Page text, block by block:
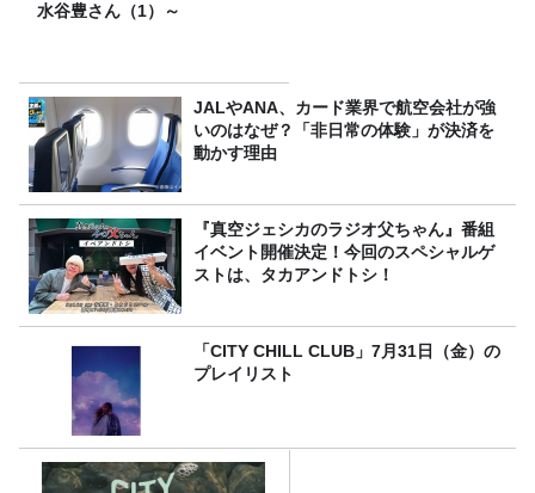
水谷豊さん（1）～
JALやANA、カード業界で航空会社が強
いのはなぜ？「非日常の体験」が決済を
動かす理由
『真空ジェシカのラジオ父ちゃん』番組
イベント開催決定！今回のスペシャルゲ
ストは、タカアンドトシ！
「CITY CHILL CLUB」7月31日（金）の
プレイリスト